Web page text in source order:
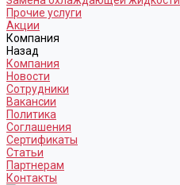
Прочие услуги
Акции
Компания
Назад
Компания
Новости
Сотрудники
Вакансии
Политика
Соглашения
Сертификаты
Статьи
Партнерам
Контакты